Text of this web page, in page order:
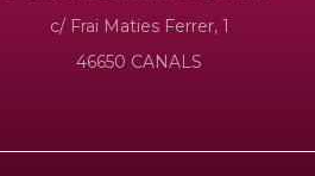
c/ Frai Maties Ferrer, 1
46650 CANALS